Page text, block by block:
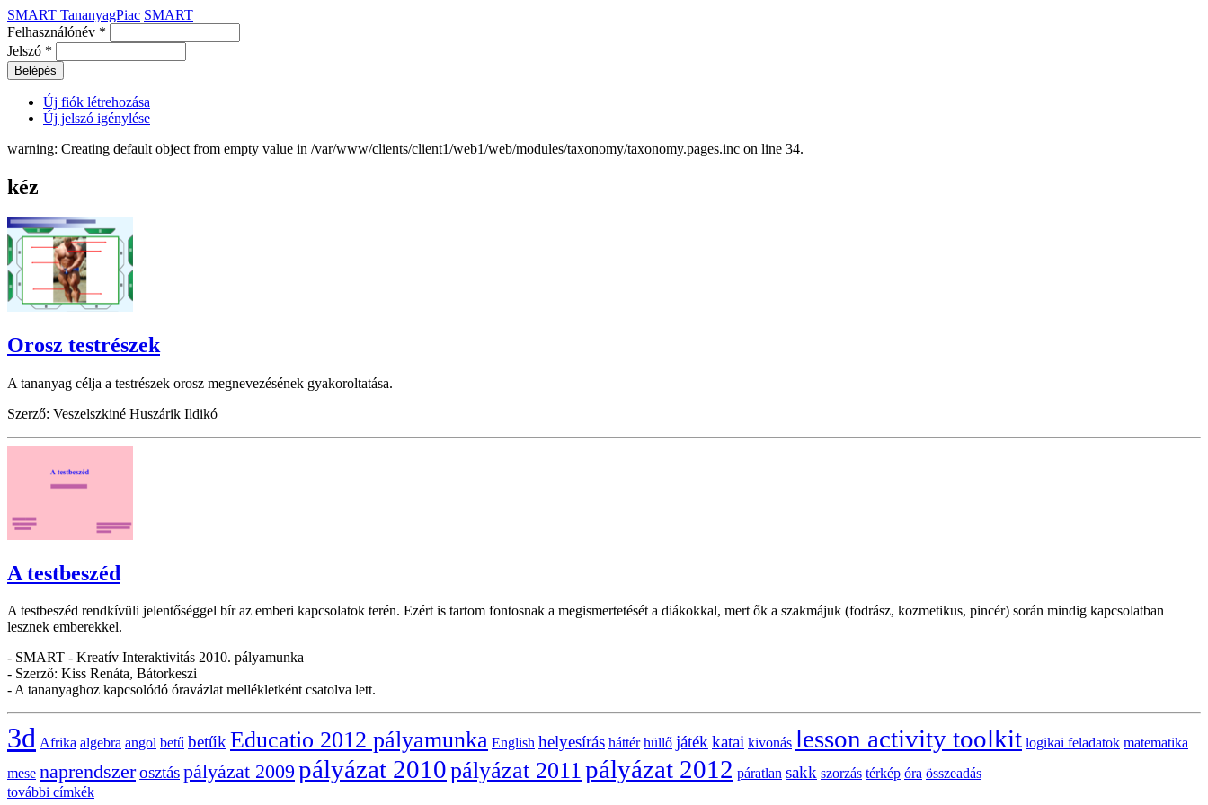
SMART TananyagPiac SMART
Felhasználónév *
Jelszó *
Új fiók létrehozása
Új jelszó igénylése
warning: Creating default object from empty value in /var/www/clients/client1/web1/web/modules/taxonomy/taxonomy.pages.inc on line 34.
kéz
Orosz testrészek
A tananyag célja a testrészek orosz megnevezésének gyakoroltatása.
Szerző: Veszelszkiné Huszárik Ildikó
A testbeszéd
A testbeszéd rendkívüli jelentőséggel bír az emberi kapcsolatok terén. Ezért is tartom fontosnak a megismertetését a diákokkal, mert ők a szakmájuk (fodrász, kozmetikus, pincér) során mindig kapcsolatban
lesznek emberekkel.
- SMART - Kreatív Interaktivitás 2010. pályamunka
- Szerző: Kiss Renáta, Bátorkeszi
- A tananyaghoz kapcsolódó óravázlat mellékletként csatolva lett.
3d Afrika algebra angol betű betűkEducatio 2012 pályamunka English helyesírás háttér hüllő játékkatai kivonás lesson activity toolkit logikai feladatok matematika
mese naprendszerosztáspályázat 2009 pályázat 2010pályázat 2011pályázat 2012 páratlan sakk szorzás térkép óra összeadás
további címkék